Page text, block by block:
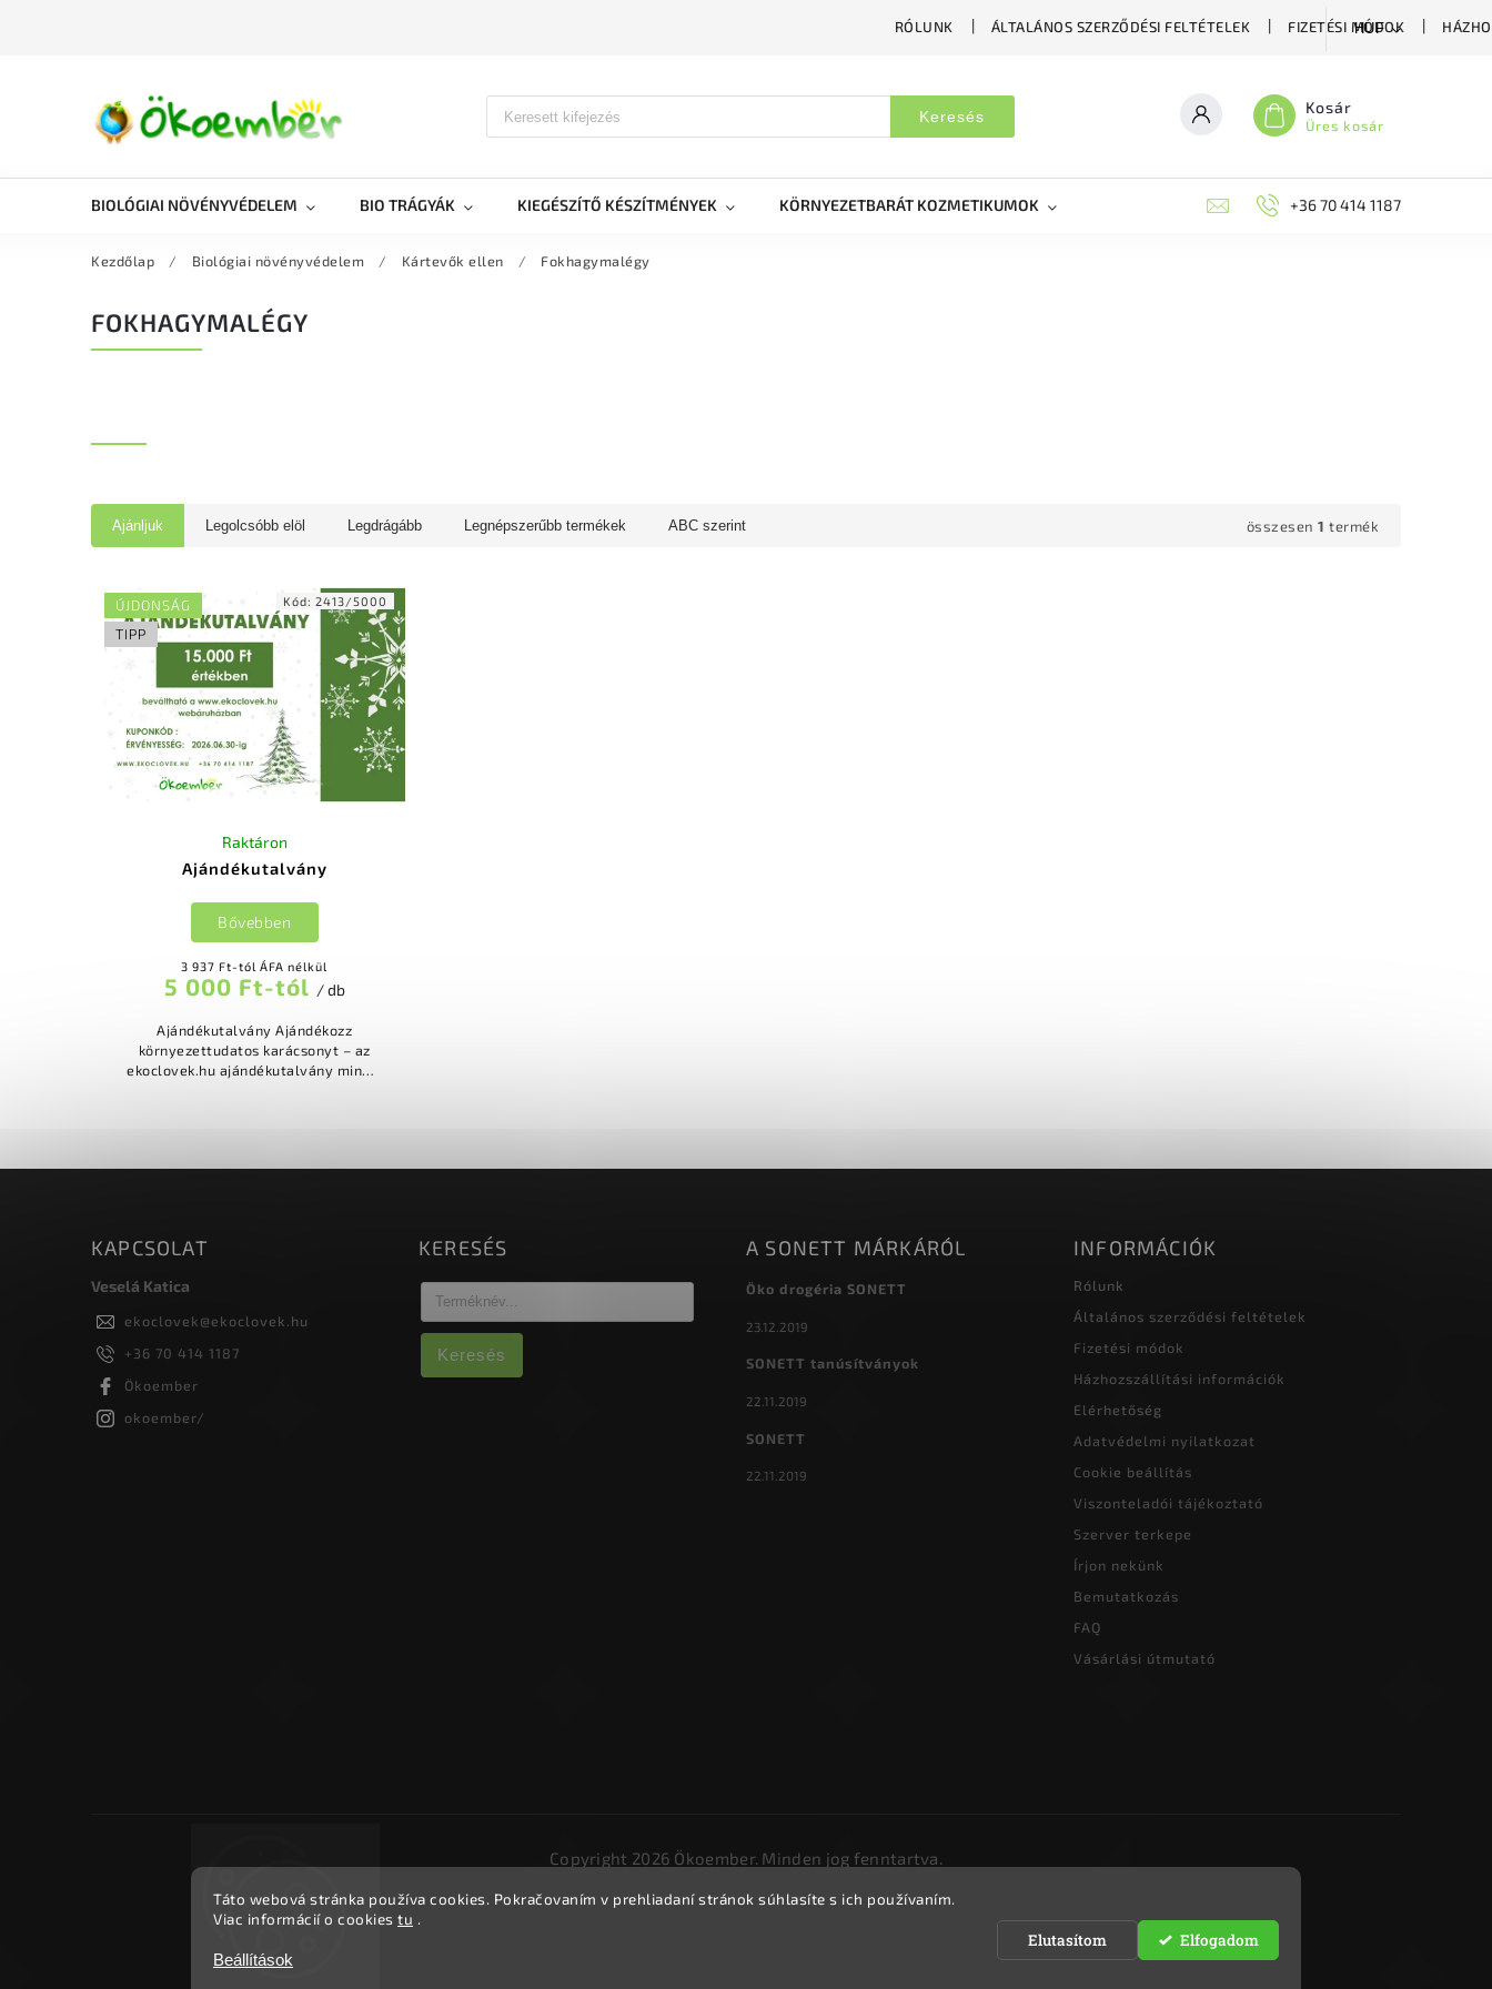
Táto webová stránka používa cookies. Pokračovaním v prehliadaní stránok súhlasíte s ich používaním.
Viac informácií o cookies tu .
Beállítások
Elutasítom Elfogadom
RÓLUNK ÁLTALÁNOS SZERZŐDÉSI FELTÉTELEK FIZETÉSI MÓDOK
HUF
Keresés Kosár
Üres kosár
BIOLÓGIAI NÖVÉNYVÉDELEM BIO TRÁGYÁK KIEGÉSZÍTŐ KÉSZÍTMÉNYEK KÖRNYEZETBARÁT KOZMETIKUMOK BLOG MÉHÉSZETI
+36 70 414 1187
Kezdőlap / Biológiai növényvédelem / Kártevők ellen / Fokhagymalégy
FOKHAGYMALÉGY
Ajánljuk Legolcsóbb elöl Legdrágább Legnépszerűbb termékek ABC szerint összesen 1 termék
ÚJDONSÁG
TIPP
Ajándékutalvány
Raktáron
3 937 Ft-tól ÁFA nélkül
5 000 Ft-tól / db
Bővebben
Ajándékutalvány Ajándékozz
környezettudatos karácsonyt – az
ekoclovek.hu ajándékutalvány mindig
Kód:2413/5000
KAPCSOLAT
Veselá Katica
ekoclovek@ekoclovek.hu
+36 70 414 1187
Ökoember
okoember/
KERESÉS
Keresés
A SONETT MÁRKÁRÓL
Öko drogéria SONETT
23.12.2019
SONETT tanúsítványok
22.11.2019
SONETT
22.11.2019
INFORMÁCIÓK
Rólunk
Általános szerződési feltételek
Fizetési módok
Házhozszállítási információk
Elérhetőség
Adatvédelmi nyilatkozat
Cookie beállítás
Viszonteladói tájékoztató
Szerver terkepe
Írjon nekünk
Bemutatkozás
FAQ
Vásárlási útmutató
Copyright 2026 Ökoember. Minden jog fenntartva.